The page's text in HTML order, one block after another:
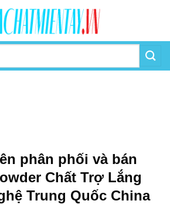
phân phối và bán
Chất Trợ Lắng
Trung Quốc China